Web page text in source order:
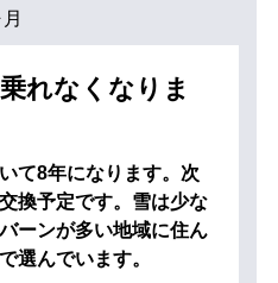
れなくなりま
て8年になります。次
換予定です。雪は少な
ーンが多い地域に住ん
選んでいます。